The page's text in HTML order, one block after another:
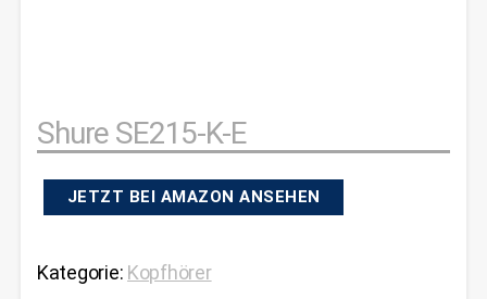
Shure SE215-K-E
JETZT BEI AMAZON ANSEHEN
Kategorie: Kopfhörer